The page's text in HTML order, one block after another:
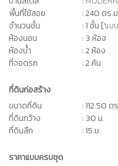
พื้นที่ใช้สอย
: 240 ตร.
จำนวนชั้น
: 1 ชั้น ['แบ
ห้องนอน
: 3 ห้อง
ห้องน้ำ
: 2 ห้อง
ที่จอดรถ
: 2 คัน
ที่ดินก่อสร้าง
ขนาดที่ดิน
: 112.50 ต
ที่ดินกว้าง
: 30 ม.
ที่ดินลึก
: 15 ม.
ราคาแบบครบชุด